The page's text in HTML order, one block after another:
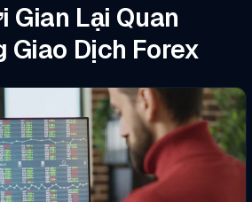
Gian Lại Quan
Giao Dịch Forex